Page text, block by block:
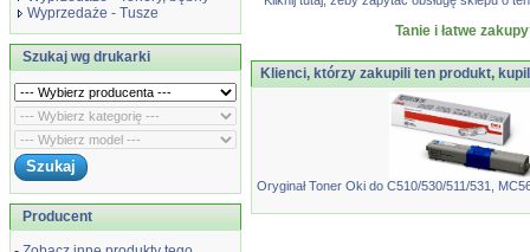
Wyprzedaże - Tusze
Szukaj wg drukarki
Producent
Tanie i łatwe
Klienci, którzy zakupili ten produkt,
Oryginał Toner Oki do C510/530/511/531,